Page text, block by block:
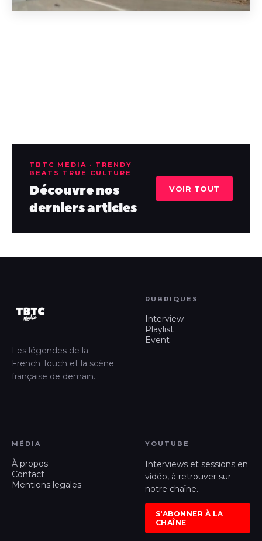
TBTC MEDIA · TRENDY
BEATS TRUE CULTURE
Découvre nos
derniers articles
VOIR TOUT
Les légendes de la
French Touch et la scène
française de demain.
RUBRIQUES
Interview
Playlist
Event
MÉDIA
À propos
Contact
Mentions legales
YOUTUBE
Interviews et sessions en
vidéo, à retrouver sur
notre chaîne.
S'ABONNER À LA
CHAÎNE